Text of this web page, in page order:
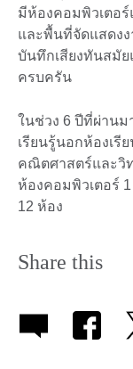
มีห้องคอมพิวเตอ
และพื้นที่จัดแสดง
บันทึกเสียงทันสมั
ครบครัน
ในช่วง 6 ปีที่ผ่านม
เรียนรู้นอกห้องเรี
คณิตศาสตร์และวิ
ห้องคอมพิวเตอร์
12 ห้อง
Share this